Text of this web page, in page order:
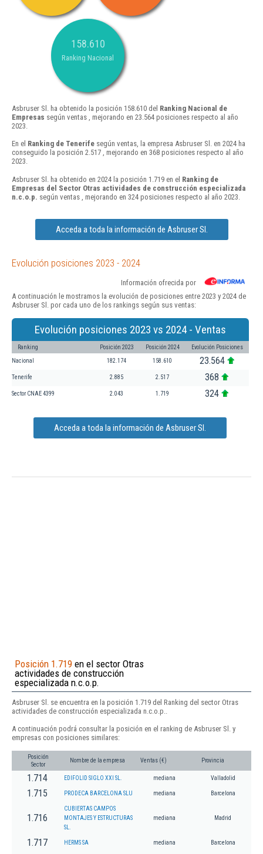
158.610
Ranking Nacional
Asbruser Sl. ha obtenido la posición 158.610 del Ranking Nacional de
Empresas según ventas , mejorando en 23.564 posiciones respecto al año
2023.
En el Ranking de Tenerife según ventas, la empresa Asbruser Sl. en 2024 ha
conseguido la posición 2.517 , mejorando en 368 posiciones respecto al año
2023.
Asbruser Sl. ha obtenido en 2024 la posición 1.719 en el Ranking de
Empresas del Sector Otras actividades de construcción especializada
n.c.o.p. según ventas , mejorando en 324 posiciones respecto al año 2023.
Acceda a toda la información de Asbruser Sl.
Evolución posiciones 2023 - 2024
Información ofrecida por
A continuación le mostramos la evolución de posiciones entre 2023 y 2024 de
Asbruser Sl. por cada uno de los rankings según sus ventas:
Evolución posiciones 2023 vs 2024 - Ventas
Ranking Posición 2023 Posición 2024 Evolución Posiciones
Nacional 182.174 158.610 23.564
Tenerife 2.885 2.517 368
Sector CNAE 4399 2.043 1.719 324
Acceda a toda la información de Asbruser Sl.
Posición 1.719 en el sector Otras
actividades de construcción
especializada n.c.o.p.
Asbruser Sl. se encuentra en la posición 1.719 del Ranking del sector Otras
actividades de construcción especializada n.c.o.p..
A continuación podrá consultar la posición en el ranking de Asbruser Sl. y
empresas con posiciones similares:
Posición
Sector
Nombre de la empresa Ventas (€) Provincia
1.714 EDIFOLID SIGLO XXI SL. mediana Valladolid
1.715 PRODECA BARCELONA SLU mediana Barcelona
1.716
CUBIERTAS CAMPOS
MONTAJES Y ESTRUCTURAS
SL.
mediana Madrid
1.717 HERMS SA mediana Barcelona